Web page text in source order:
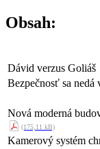
Obsah:
Dávid verzus
Bezpečnosť sa
Nová moderná
(175,11 kB)
Kamerový systém